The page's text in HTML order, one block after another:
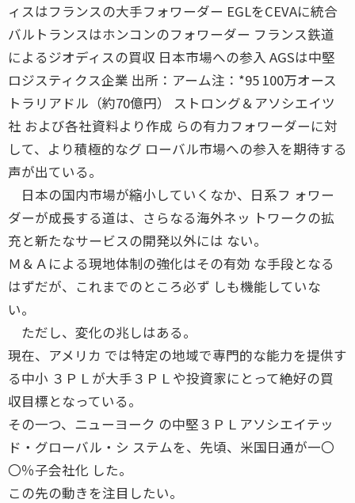
ィスはフランスの大手フォワーダー EGLをCEVAに統合
バルトランスはホンコンのフォワーダー フランス鉄道
によるジオディスの買収 日本市場への参入 AGSは中堅
ロジスティクス企業 出所：アーム注：*95 100万オース
トラリアドル（約70億円） ストロング＆アソシエイツ
社 および各社資料より作成 らの有力フォワーダーに対
して、より積極的なグ ローバル市場への参入を期待する
声が出ている。
日本の国内市場が縮小していくなか、日系フ ォワー
ダーが成長する道は、さらなる海外ネッ トワークの拡
充と新たなサービスの開発以外には ない。
Ｍ＆Ａによる現地体制の強化はその有効 な手段となる
はずだが、これまでのところ必ず しも機能していな
い。
ただし、変化の兆しはある。
現在、アメリカ では特定の地域で専門的な能力を提供す
る中小 ３ＰＬが大手３ＰＬや投資家にとって絶好の買
収目標となっている。
その一つ、ニューヨーク の中堅３ＰＬアソシエイテッ
ド・グローバル・シ ステムを、先頃、米国日通が一〇
〇％子会社化 した。
この先の動きを注目したい。